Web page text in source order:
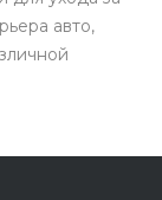
авто,